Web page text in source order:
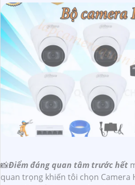
📸Điểm đáng quan tâm trước hết
quan trọng khiến tôi chọn Camera